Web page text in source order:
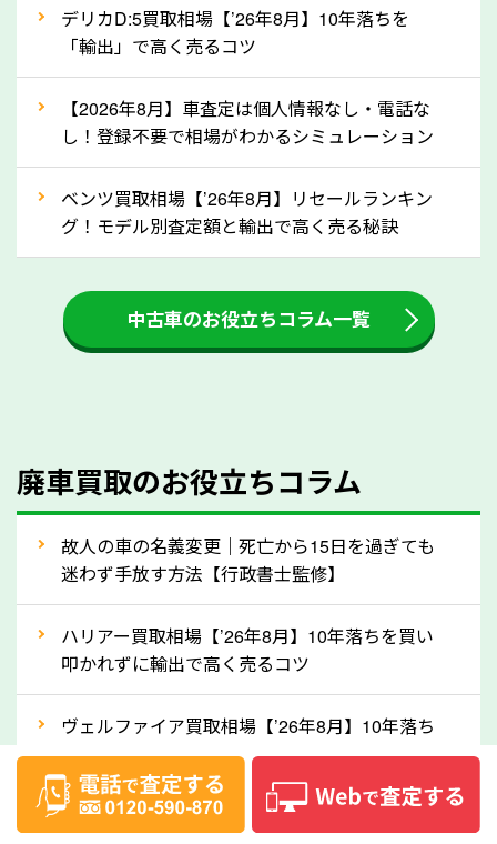
月割りで返還されるものです。ですから、自動車税の
還付金は早めに売却するほど多く還付されます。不要
な車は早めに廃車手続きをしたほうが良いでしょう。
③自動車税の還付金の扱いについて確認し
ましょう！
車を廃車にすると、自動車税の還付金を受け取ること
ができる場合があります。廃車買取業者の中には、還
付金をお客様に返還しない業者もあります。廃車査定
をする際には、自動車税の還付金の返還があるかどう
かを確認するようにしてください。福岡県のソコカラ
人気の車種は廃車の状態でも、高価買取が可能です。
産車は高く買取が可能です。「廃車＝買取できない」
なら廃車の車も適正価格で買取できます。他社で買取
拒否となった車も価格がつく可能性があるので、諦め
ずに福岡県の「ソコカラ」にご相談ください。古い車
でも高価買取が可能なケースは珍しくないため、まず
はWebで簡単にできる無料査定をお試しください。
実際の買取実績を、車のメーカーや状態ごとに「買取
実績」で確認できます。
デリカD:5買取相場【’26年8月】10年落ちを
「輸出」で高く売るコツ
【2026年8月】車査定は個人情報なし・電話な
し！登録不要で相場がわかるシミュレーション
ベンツ買取相場【’26年8月】リセールランキン
グ！モデル別査定額と輸出で高く売る秘訣
中古車のお役立ちコラム一覧
廃車買取のお役立ちコラム
故人の車の名義変更｜死亡から15日を過ぎても
迷わず手放す方法【行政書士監修】
ハリアー買取相場【’26年8月】10年落ちを買い
叩かれずに輸出で高く売るコツ
ヴェルファイア買取相場【’26年8月】10年落ち
でも「輸出」で高く売るコツ
デリカD:5買取相場【’26年8月】10年落ちを